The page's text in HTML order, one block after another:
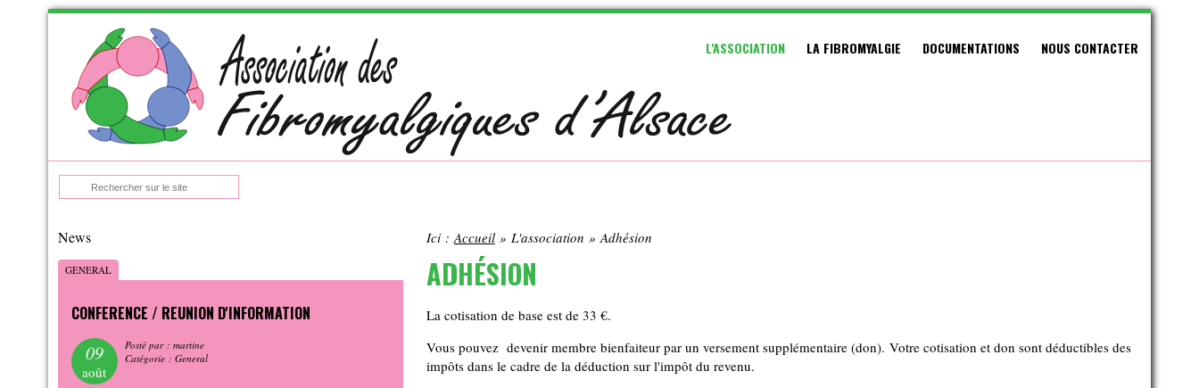
navigation
content
L'ASSOCIATION LA FIBROMYALGIE DOCUMENTATIONS NOUS CONTACTER
Ici :Accueil » L'association »Adhésion
ADHÉSION
La cotisation de base est de 33 €.
Vous pouvez devenir membre bienfaiteur par un versement supplémentaire (don). Votre cotisation et don sont déductibles des
impôts dans le cadre de la déduction sur l'impôt du revenu.
News
GENERAL
CONFERENCE / REUNION D'INFORMATION
09
août
Posté par : martine
Catégorie : General